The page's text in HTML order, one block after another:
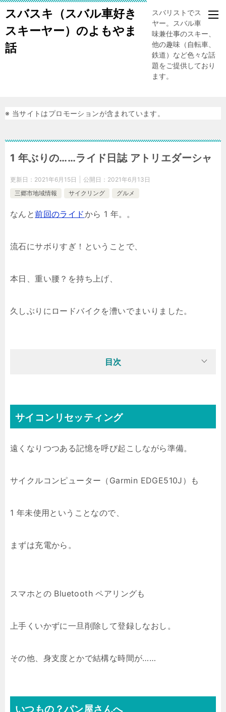
スバスキ（スバル車好き
スキーヤー）のよもやま
話
スバリストでスキー
ヤー。スバル車、趣
味兼仕事のスキー、
他の趣味（自転車、
鉄道）など色々な話
題をご提供しており
ます。
※ 当サイトはプロモーションが含まれています。
1 年ぶりの……ライド日誌 アトリエダーシャ
更新日： 2021年6月15日 公開日： 2021年6月13日
三郷市地域情報
サイクリング グルメ
なんと前回のライドから 1 年。。
流石にサボりすぎ！ということで、
本日、重い腰？を持ち上げ、
久しぶりにロードバイクを漕いでまいりました。
目次
サイコンリセッティング
遠くなりつつある記憶を呼び起こしながら準備。
サイクルコンピューター（Garmin EDGE510J）も
1 年未使用ということなので、
まずは充電から。
スマホとの Bluetooth ペアリングも
上手くいかずに一旦削除して登録しなおし。
その他、身支度とかで結構な時間が……
いつもの？パン屋さんへ